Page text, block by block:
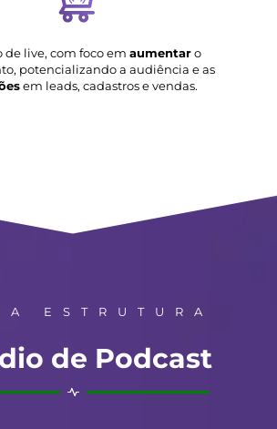
de live, com foco em aumentaro
potencializando a audiência e as
em leads, cadastros e vendas.
ESTRUTURA
de Podcast